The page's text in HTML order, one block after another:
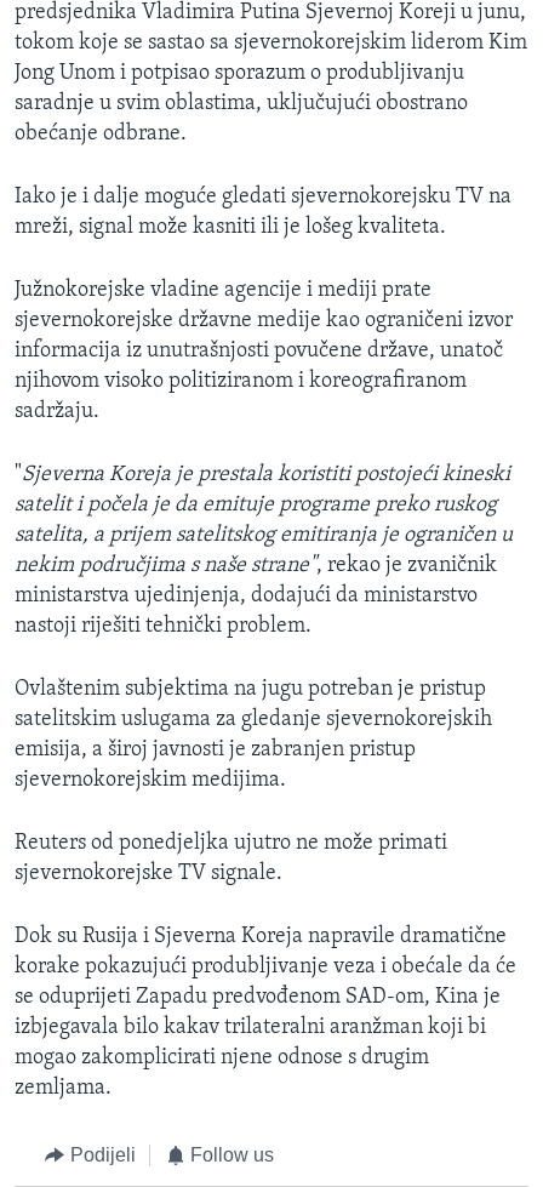
predsjednika Vladimira Putina Sjevernoj Koreji u junu,
tokom koje se sastao sa sjevernokorejskim liderom Kim
Jong Unom i potpisao sporazum o produbljivanju
saradnje u svim oblastima, uključujući obostrano
obećanje odbrane.
Iako je i dalje moguće gledati sjevernokorejsku TV na
mreži, signal može kasniti ili je lošeg kvaliteta.
Južnokorejske vladine agencije i mediji prate
sjevernokorejske državne medije kao ograničeni izvor
informacija iz unutrašnjosti povučene države, unatoč
njihovom visoko politiziranom i koreografiranom
sadržaju.
"Sjeverna Koreja je prestala koristiti postojeći kineski
satelit i počela je da emituje programe preko ruskog
satelita, a prijem satelitskog emitiranja je ograničen u
nekim područjima s naše strane", rekao je zvaničnik
ministarstva ujedinjenja, dodajući da ministarstvo
nastoji riješiti tehnički problem.
Ovlaštenim subjektima na jugu potreban je pristup
satelitskim uslugama za gledanje sjevernokorejskih
emisija, a široj javnosti je zabranjen pristup
sjevernokorejskim medijima.
Reuters od ponedjeljka ujutro ne može primati
sjevernokorejske TV signale.
Dok su Rusija i Sjeverna Koreja napravile dramatične
korake pokazujući produbljivanje veza i obećale da će
se oduprijeti Zapadu predvođenom SAD-om, Kina je
izbjegavala bilo kakav trilateralni aranžman koji bi
mogao zakomplicirati njene odnose s drugim
zemljama.
Podijeli Follow us